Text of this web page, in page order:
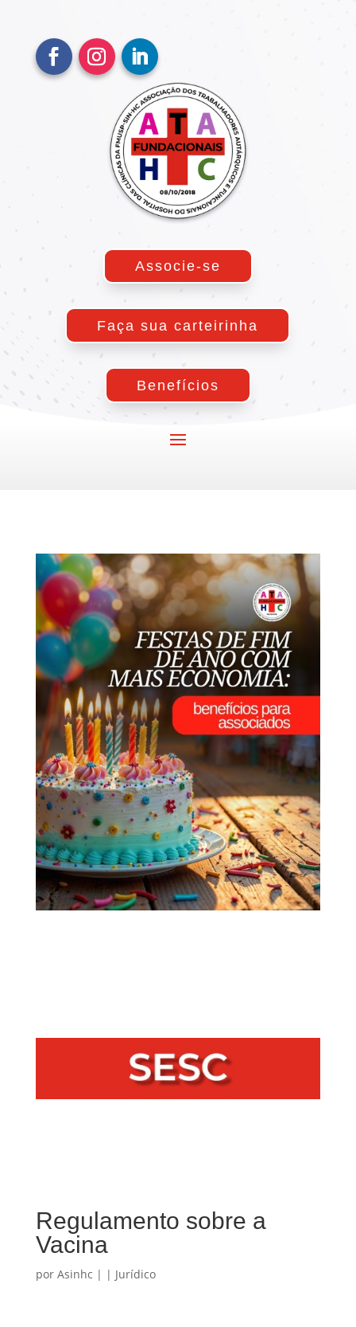
Associe-se
Faça sua carteirinha
Benefícios
Regulamento sobre a
Vacina
por Asinhc | | Jurídico